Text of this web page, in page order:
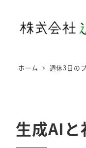
ホーム 週休3日の
生成AIと